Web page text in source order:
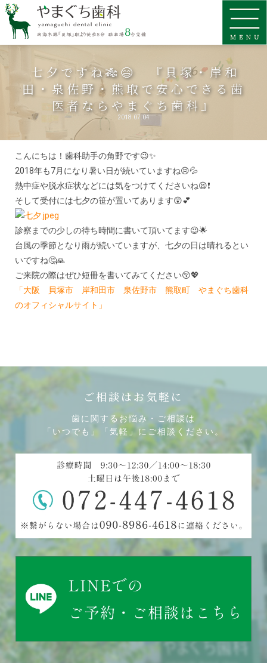
七夕ですね🎋😄 『貝塚・岸和
田・泉佐野・熊取で安心できる歯
医者ならやまぐち歯科』
2018.07.04
こんにちは！歯科助手の角野です😉✨
2018年も7月になり暑い日が続いていますね😣💦
熱中症や脱水症状などには気をつけてくださいね😫❗
そして受付には七夕の笹が置いてあります😲💕
診察までの少しの待ち時間に書いて頂いてます😉🌟
台風の季節となり雨が続いていますが、七夕の日は晴れるとい
いですね🤔🙏
ご来院の際はぜひ短冊を書いてみてください😚💖
「大阪 貝塚市 岸和田市 泉佐野市 熊取町 やまぐち歯科
のオフィシャルサイト」
ご相談はお気軽に
歯に関するお悩み・ご相談は
「いつでも」「気軽」にご相談ください。